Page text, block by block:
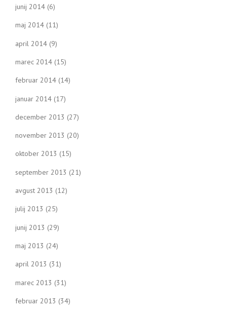
junij 2014 (6)
maj 2014 (11)
april 2014 (9)
marec 2014 (15)
februar 2014 (14)
januar 2014 (17)
december 2013 (27)
november 2013 (20)
oktober 2013 (15)
september 2013 (21)
avgust 2013 (12)
julij 2013 (25)
junij 2013 (29)
maj 2013 (24)
april 2013 (31)
marec 2013 (31)
februar 2013 (34)